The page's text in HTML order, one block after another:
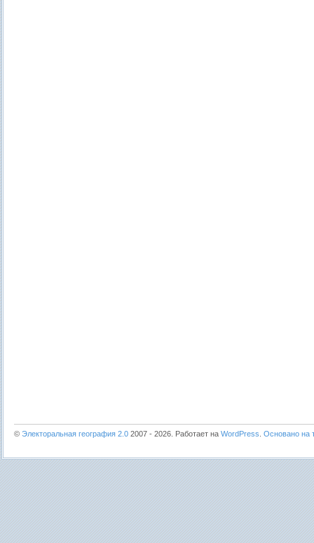
© Электоральная география 2.0 2007 - 2026. Работает на WordPress Основано на